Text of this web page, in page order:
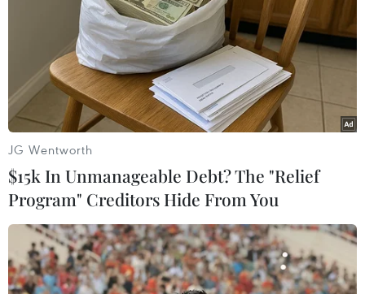
Triệt phá băng nhóm sử dụng trái phép
thông tin hơn 21.000 thẻ tín dụng quốc tế
12/06/2025 08:37
JG Wentworth
$15k In Unmanageable Debt? The "Relief
Program" Creditors Hide From You